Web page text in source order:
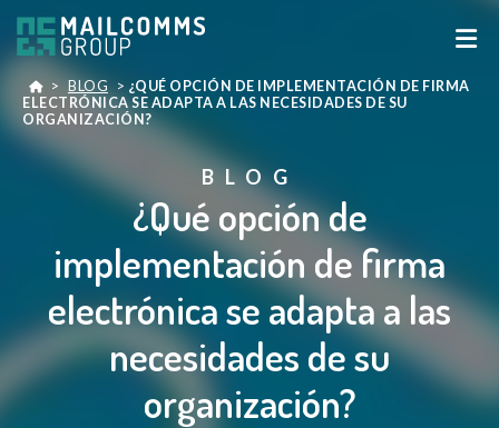
> BLOG > ¿QUÉ OPCIÓN DE IMPLEMENTACIÓN DE FIRMA
ELECTRÓNICA SE ADAPTA A LAS NECESIDADES DE SU
ORGANIZACIÓN?
BLOG
¿Qué opción de
implementación de firma
electrónica se adapta a las
necesidades de su
organización?